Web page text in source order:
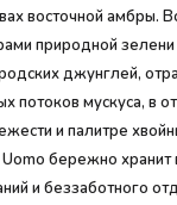
восточной амбры.
природной
джунглей,
потоков мускуса, в
и палитре
бережно хранит
и беззаботного